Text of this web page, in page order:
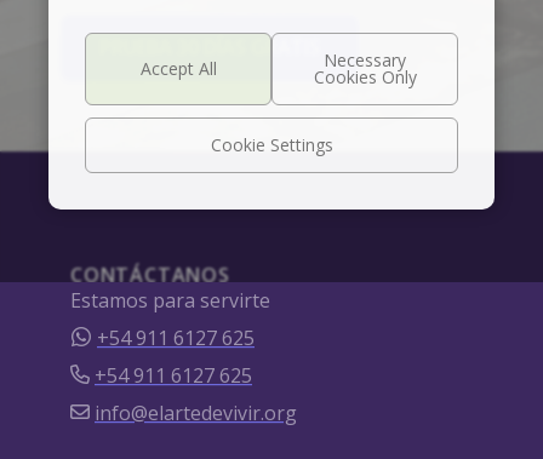
PRUEBA 30 DÍAS GRATIS
CONTÁCTANOS
Estamos para servirte
+54 911 6127 625
+54 911 6127 625
info@elartedevivir.org
Cookie Settings